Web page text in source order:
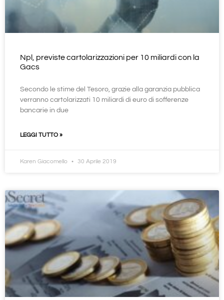
Npl, previste cartolarizzazioni per 10 miliardi con la
Gacs
Secondo le stime del Tesoro, grazie alla garanzia pubblica
verranno cartolarizzati 10 miliardi di euro di sofferenze
bancarie in due
LEGGI TUTTO »
Karen Giacomello 30 Aprile 2019